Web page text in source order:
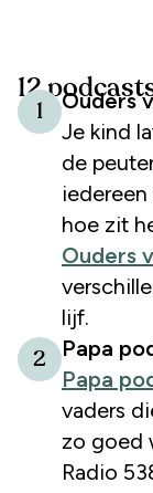
12
1
Ouders
Je kind
de
hoe zit
Ouders
lijf.
2
Papa
Papa
vaders
zo goed
Radio